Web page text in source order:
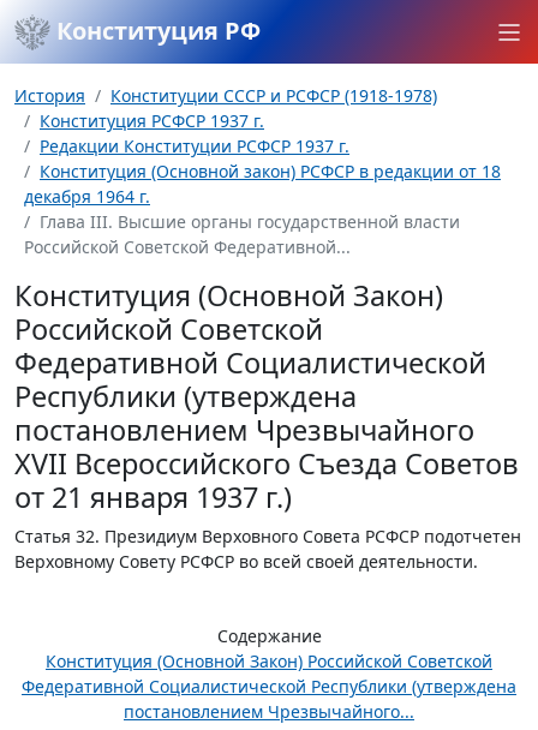
Конституция РФ
История
Конституции СССР и РСФСР (1918-1978)
Конституция РСФСР 1937 г.
Редакции Конституции РСФСР 1937 г.
Конституция (Основной закон) РСФСР в редакции от 18
декабря 1964 г.
Глава III. Высшие органы государственной власти
Российской Советской Федеративной...
Конституция (Основной Закон)
Российской Советской
Федеративной Социалистической
Республики (утверждена
постановлением Чрезвычайного
XVII Всероссийского Съезда Советов
от 21 января 1937 г.)
Статья 32. Президиум Верховного Совета РСФСР подотчетен
Верховному Совету РСФСР во всей своей деятельности.
Содержание
Конституция (Основной Закон) Российской Советской
Федеративной Социалистической Республики (утверждена
постановлением Чрезвычайного...